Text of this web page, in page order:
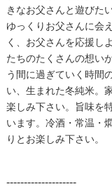
きなお父さんと遊びた
ゆっくりお父さんに会
く、お父さんを応援し
たちのたくさんの想い
う間に過ぎていく時間
い、生まれた冬純米。
楽しみ下さい。旨味を
います。冷酒・常温・
りとお楽しみ下さい。
--------------------